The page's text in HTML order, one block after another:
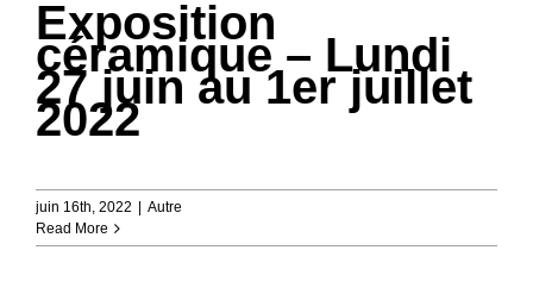
Exposition
céramique – Lundi
27 juin au 1er juillet
2022
juin 16th, 2022 | Autre
Read More